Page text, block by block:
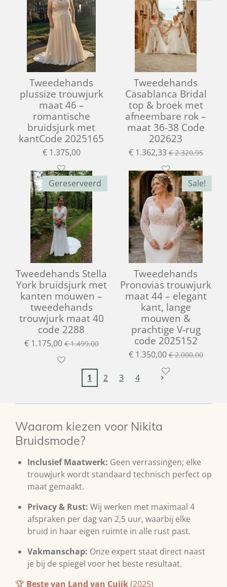
Tweedehands
plussize trouwjurk
maat 46 –
romantische
bruidsjurk met
kantCode 2025165
€ 1.375,00
Tweedehands
Casablanca Bridal
top & broek met
afneembare rok –
maat 36-38 Code
202623
€ 1.362,33 € 2.320,95
Gereserveerd
Tweedehands Stella
York bruidsjurk met
kanten mouwen –
tweedehands
trouwjurk maat 40
code 2288
€ 1.175,00 € 1.499,00
Sale!
Tweedehands
Pronovias trouwjurk
maat 44 – elegant
kant, lange
mouwen &
prachtige V-rug
code 2025152
€ 1.350,00 € 2.000,00
1 2 3 4
Waarom kiezen voor Nikita
Bruidsmode?
Inclusief Maatwerk: Geen verrassingen; elke
trouwjurk wordt standaard technisch perfect op
maat gemaakt.
Privacy & Rust: Wij werken met maximaal 4
afspraken per dag van 2,5 uur, waarbij elke
bruid in haar eigen ruimte in alle rust past.
Vakmanschap: Onze expert staat direct naast
je bij de spiegel voor het beste resultaat.
🏆 Beste van Land van Cuijk(2025)